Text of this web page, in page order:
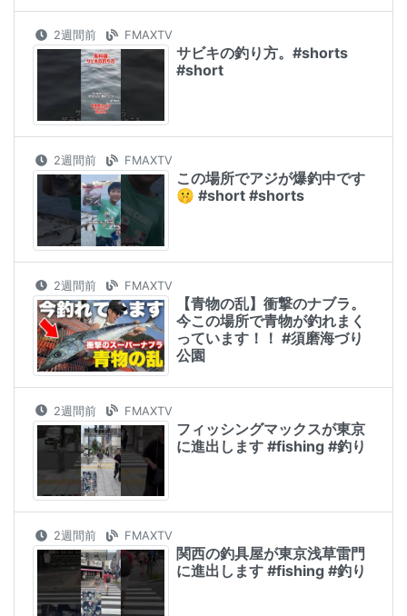
2週間前 FMAXTV
サビキの釣り方。#shorts
#short
2週間前 FMAXTV
この場所でアジが爆釣中です
🤫 #short #shorts
2週間前 FMAXTV
【青物の乱】衝撃のナブラ。
今この場所で青物が釣れまく
っています！！ #須磨海づり
公園
2週間前 FMAXTV
フィッシングマックスが東京
に進出します #fishing #釣り
2週間前 FMAXTV
関西の釣具屋が東京浅草雷門
に進出します #fishing #釣り